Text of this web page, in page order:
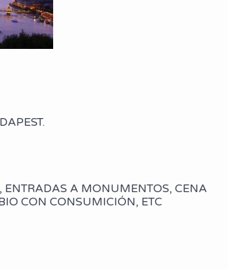
ENTRADAS A MONUMENTOS, CENA
CON CONSUMICIÓN, ETC